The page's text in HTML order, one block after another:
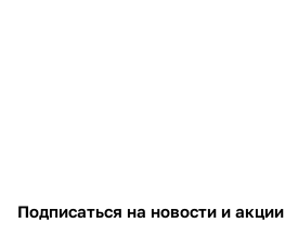
Подписаться на новости и акции